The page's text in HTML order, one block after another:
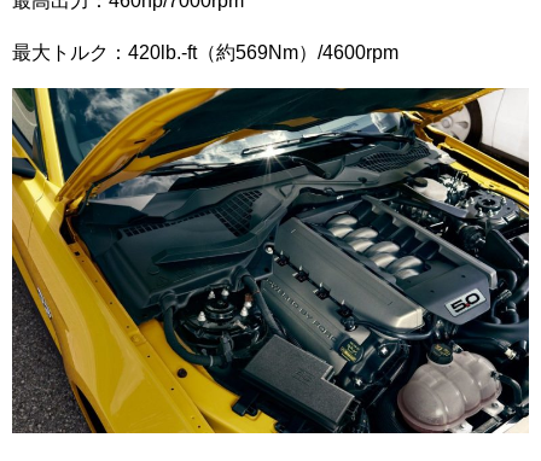
最大トルク：420lb.-ft（約569Nm）/4600rpm